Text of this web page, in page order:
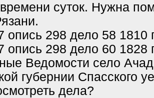
суток. Нужна
опись 298 дело 58 1810
опись 298 дело 60 1828
Ведомости село
губернии Спасского
дела?